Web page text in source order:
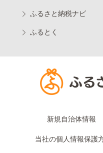
ふるさと納税ナビ
ふるとく
新規自治体情報
当社の個人情報保護